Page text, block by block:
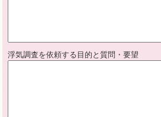
浮気調査を依頼する目的と質問・要望